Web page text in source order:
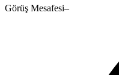
Görüş Mesafesi–